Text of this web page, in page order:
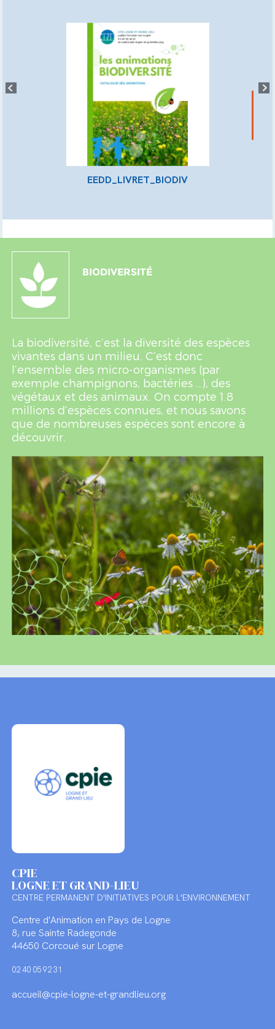
EEDD_LIVRET_BIODIV
BIODIVERSITÉ
La biodiversité, c’est la diversité des espèces
vivantes dans un milieu. C’est donc
l’ensemble des micro-organismes (par
exemple champignons, bactéries …), des
végétaux et des animaux. On compte 1.8
millions d’espèces connues, et nous savons
que de nombreuses espèces sont encore à
découvrir.
CPIE
LOGNE ET GRAND-LIEU
CENTRE PERMANENT D'INITIATIVES POUR L'ENVIRONNEMENT
Centre d'Animation en Pays de Logne
8, rue Sainte Radegonde
44650 Corcoué sur Logne
02 40 05 92 31
accueil@cpie-logne-et-grandlieu.org